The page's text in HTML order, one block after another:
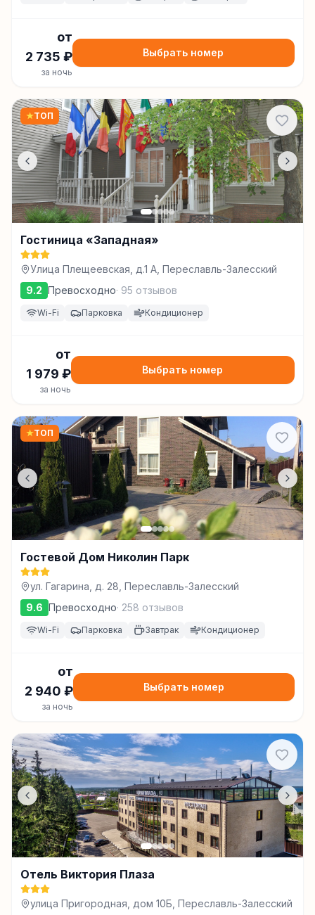
от
2 735 ₽
за ночь
Выбрать номер
★ТОП
Гостиница «Западная»
Улица Плещеевская, д.1 А, Переславль-Залесский
9.2 Превосходно· 95 отзывов
Wi-Fi Парковка Кондиционер
от
1 979 ₽
за ночь
Выбрать номер
★ТОП
Гостевой Дом Николин Парк
ул. Гагарина, д. 28, Переславль-Залесский
9.6 Превосходно· 258 отзывов
Wi-Fi Парковка Завтрак Кондиционер
от
2 940 ₽
за ночь
Выбрать номер
Отель Виктория Плаза
улица Пригородная, дом 10Б, Переславль-Залесский